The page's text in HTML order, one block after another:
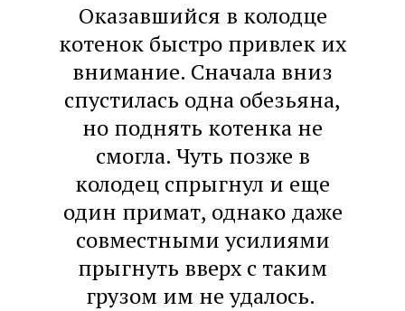
Оказавшийся в колодце
котенок быстро привлек их
внимание. Сначала вниз
спустилась одна обезьяна,
но поднять котенка не
смогла. Чуть позже в
колодец спрыгнул и еще
один примат, однако даже
совместными усилиями
прыгнуть вверх с таким
грузом им не удалось.